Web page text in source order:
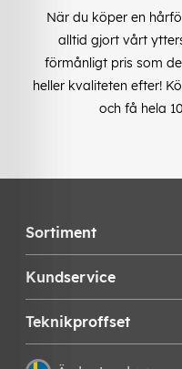
När du köper en
alltid gjort vårt
förmånligt pris som
heller kvaliteten efter!
och få hela
Sortiment
Kundservice
Teknikproffset